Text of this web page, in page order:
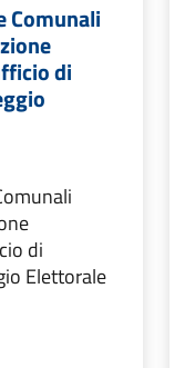
Comunali
di
di
Elettorale